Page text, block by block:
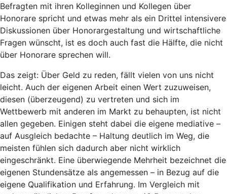
Befragten mit ihren Kolleginnen und Kollegen über
Honorare spricht und etwas mehr als ein Drittel intensivere
Diskussionen über Honorargestaltung und wirtschaftliche
Fragen wünscht, ist es doch auch fast die Hälfte, die nicht
über Honorare sprechen will.
Das zeigt: Über Geld zu reden, fällt vielen von uns nicht
leicht. Auch der eigenen Arbeit einen Wert zuzuweisen,
diesen (überzeugend) zu vertreten und sich im
Wettbewerb mit anderen im Markt zu behaupten, ist nicht
allen gegeben. Einigen steht dabei die eigene mediative –
auf Ausgleich bedachte – Haltung deutlich im Weg, die
meisten fühlen sich dadurch aber nicht wirklich
eingeschränkt. Eine überwiegende Mehrheit bezeichnet die
eigenen Stundensätze als angemessen – in Bezug auf die
eigene Qualifikation und Erfahrung. Im Vergleich mit